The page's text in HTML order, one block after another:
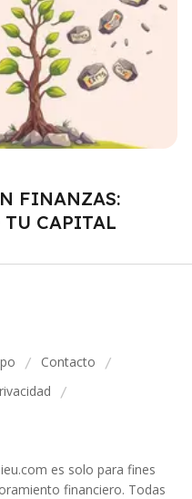
FINANZAS:
TU CAPITAL
/ Contacto /
/
es solo para fines
financiero. Todas